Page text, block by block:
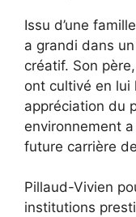
Issu d’une
a grandi dans
créatif. Son
ont cultivé en lui
appréciation du
environnement
future carrière
Pillaud-Vivien
institutions